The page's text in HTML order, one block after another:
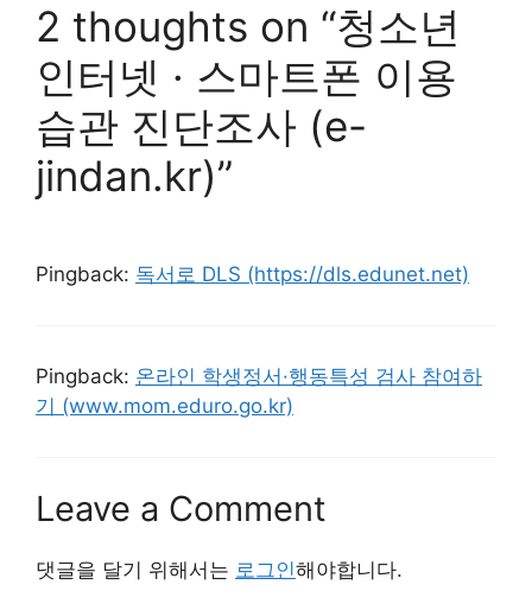
2 thoughts on “청소년
인터넷 · 스마트폰 이용
습관 진단조사 (e-
jindan.kr)”
Pingback: 독서로 DLS (https://dls.edunet.net)
Pingback: 온라인 학생정서·행동특성 검사 참여하
기 (www.mom.eduro.go.kr)
Leave a Comment
댓글을 달기 위해서는 로그인해야합니다.